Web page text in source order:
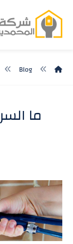
Blog
ما